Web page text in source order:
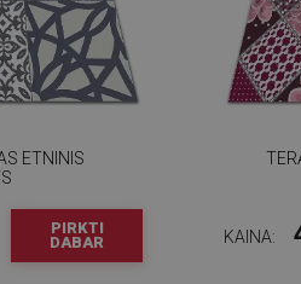
ETNINIS
PIRKTI
DABAR
KAINA: